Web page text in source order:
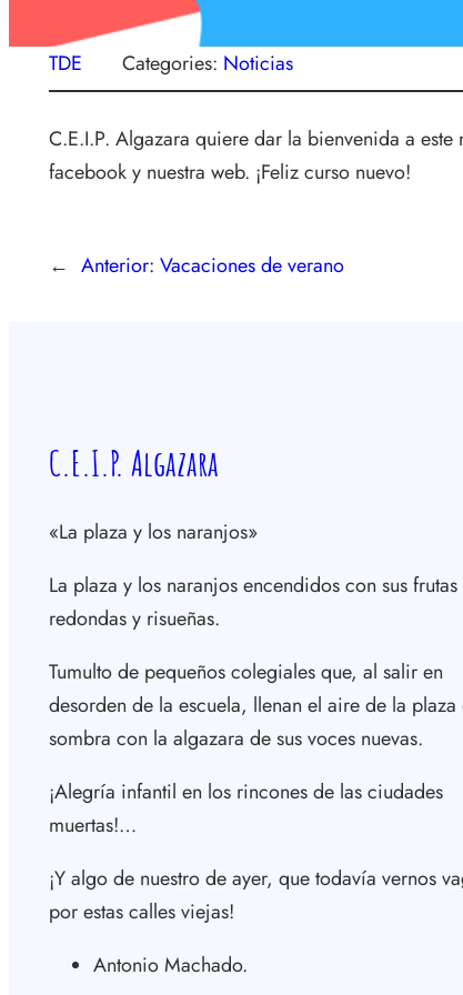
TDE Categories: Noticias
C.E.I.P. Algazara quiere dar la bienvenida a
facebook y nuestra web. ¡Feliz curso nuevo!
← Anterior: Vacaciones de verano
C.E.I.P. Algazara
«La plaza y los naranjos»
La plaza y los naranjos encendidos con sus frutas
redondas y risueñas.
Tumulto de pequeños colegiales que, al salir en
desorden de la escuela, llenan el aire de la plaza
sombra con la algazara de sus voces nuevas.
¡Alegría infantil en los rincones de las ciudades
muertas!…
¡Y algo de nuestro de ayer, que todavía vernos
por estas calles viejas!
Antonio Machado.